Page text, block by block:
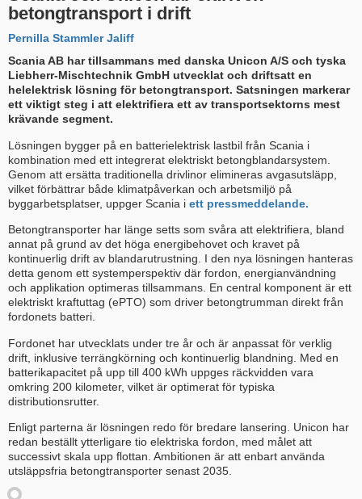
betongtransport i drift
Pernilla Stammler Jaliff
Scania AB har tillsammans med danska Unicon A/S och tyska
Liebherr-Mischtechnik GmbH utvecklat och driftsatt en
helelektrisk lösning för betongtransport. Satsningen markerar
ett viktigt steg i att elektrifiera ett av transportsektorns mest
krävande segment.
Lösningen bygger på en batterielektrisk lastbil från Scania i
kombination med ett integrerat elektriskt betongblandarsystem.
Genom att ersätta traditionella drivlinor elimineras avgasutsläpp,
vilket förbättrar både klimatpåverkan och arbetsmiljö på
byggarbetsplatser, uppger Scania i ett pressmeddelande.
Betongtransporter har länge setts som svåra att elektrifiera, bland
annat på grund av det höga energibehovet och kravet på
kontinuerlig drift av blandarutrustning. I den nya lösningen hanteras
detta genom ett systemperspektiv där fordon, energianvändning
och applikation optimeras tillsammans. En central komponent är ett
elektriskt kraftuttag (ePTO) som driver betongtrumman direkt från
fordonets batteri.
Fordonet har utvecklats under tre år och är anpassat för verklig
drift, inklusive terrängkörning och kontinuerlig blandning. Med en
batterikapacitet på upp till 400 kWh uppges räckvidden vara
omkring 200 kilometer, vilket är optimerat för typiska
distributionsrutter.
Enligt parterna är lösningen redo för bredare lansering. Unicon har
redan beställt ytterligare tio elektriska fordon, med målet att
successivt skala upp flottan. Ambitionen är att enbart använda
utsläppsfria betongtransporter senast 2035.